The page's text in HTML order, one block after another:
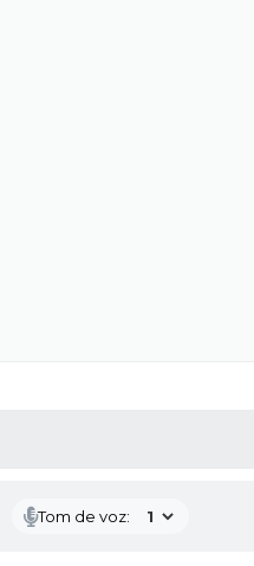
Tom de voz: